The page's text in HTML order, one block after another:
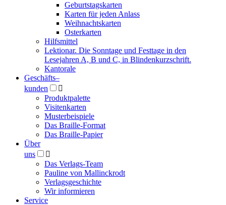
Geburtstagskarten
Karten für jeden Anlass
Weihnachtskarten
Osterkarten
Hilfsmittel
Lektionar. Die Sonntage und Festtage in den
Lesejahren A, B und C, in Blindenkurzschrift.
Kantorale
Geschäfts­–
kunden

Produktpalette
Visitenkarten
Musterbeispiele
Das Braille-Format
Das Braille-Papier
Über
uns

Das Verlags-Team
Pauline von Mallinckrodt
Verlagsgeschichte
Wir informieren
Service